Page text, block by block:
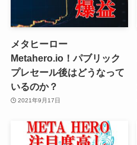
メタヒーロー
Metahero.io！パブリック
プレセール後はどうなって
いるのか？
2021年9月17日